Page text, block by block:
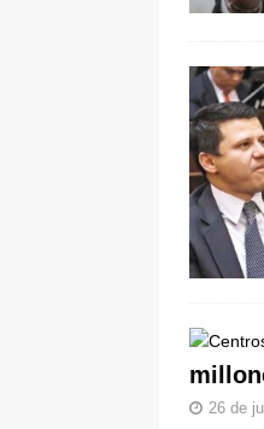
26 de